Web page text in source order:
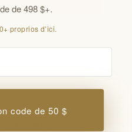
nos courriels marketing.
en tout temps.
Nouveaux abonnés, une offre de
de 498 $+.
proprios d’ici.
code de 50 $